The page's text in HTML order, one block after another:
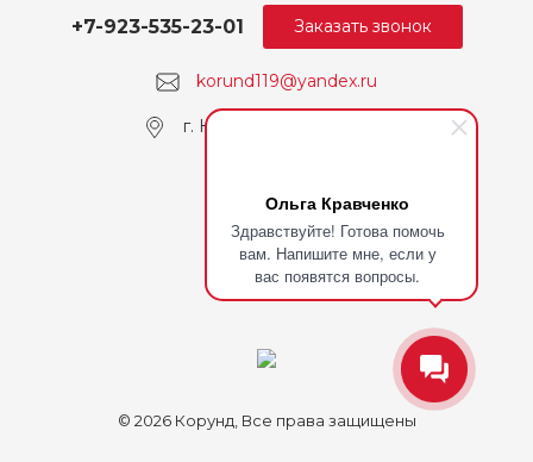
Ольга Кравченко
Здравствуйте! Готова помочь
вам. Напишите мне, если у
вас появятся вопросы.
korund119@yandex.ru
+7-923-535-23-01
г. Кемерово, пр. Ленина
Заказать звонок
© 2026 Корунд, Все права защищены